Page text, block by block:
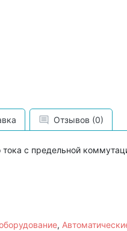
Отзывов (0)
с предельной
,